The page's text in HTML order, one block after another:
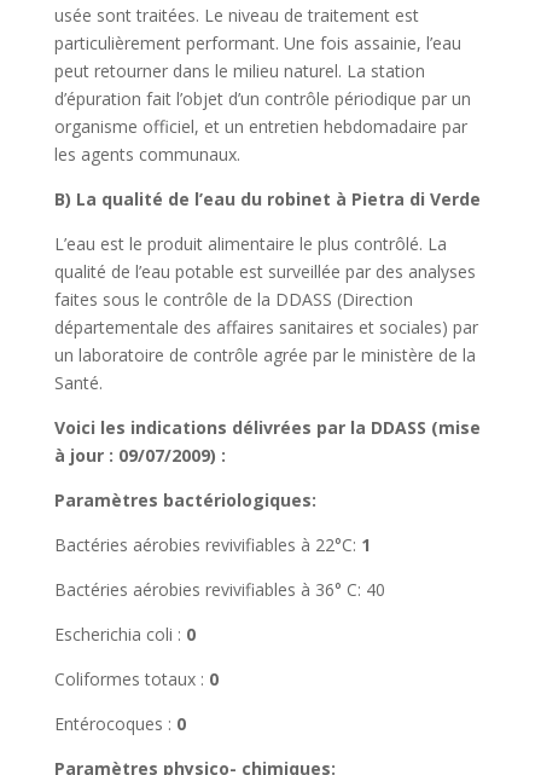
usée sont traitées. Le niveau de traitement est
particulièrement performant. Une fois assainie, l’eau
peut retourner dans le milieu naturel. La station
d’épuration fait l’objet d’un contrôle périodique par un
organisme officiel, et un entretien hebdomadaire par
les agents communaux.
B) La qualité de l’eau du robinet à Pietra di Verde
L’eau est le produit alimentaire le plus contrôlé. La
qualité de l’eau potable est surveillée par des analyses
faites sous le contrôle de la DDASS (Direction
départementale des affaires sanitaires et sociales) par
un laboratoire de contrôle agrée par le ministère de la
Santé.
Voici les indications délivrées par la DDASS (mise
à jour : 09/07/2009) :
Paramètres bactériologiques:
Bactéries aérobies revivifiables à 22°C: 1
Bactéries aérobies revivifiables à 36° C: 40
Escherichia coli : 0
Coliformes totaux : 0
Entérocoques : 0
Paramètres physico- chimiques: